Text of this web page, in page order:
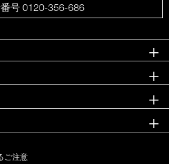
号 0120-356-686
ご注意